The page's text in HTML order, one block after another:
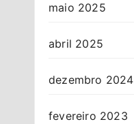
maio 2025
abril 2025
dezembro 2024
fevereiro 2023